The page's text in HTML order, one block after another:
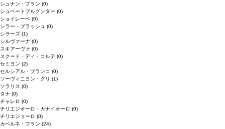
シュナン・ブラン (0)
シュペートブルグンダー (0)
ショイレーベ (0)
シラー・ブラッシュ (0)
シラーズ (1)
シルヴァーナ (0)
スキアーヴァ (0)
スクード・ディ・コルテ (0)
セミヨン (2)
セルシアル・ブランコ (0)
ソーヴィニヨン・グリ (1)
ソラリス (0)
タナ (0)
チャレロ (0)
チリエジオーロ・カナイオーロ (0)
チリエジョーロ (0)
カベルネ・フラン (24)